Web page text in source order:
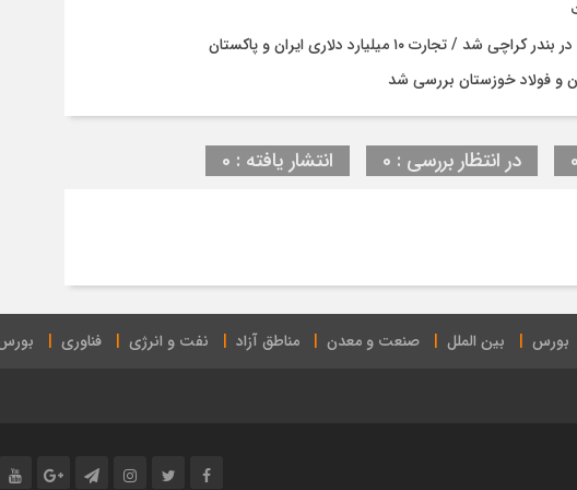
۱۰ میلیارد دلاری ایران و پاکستان
و فولاد خوزستان بررسی شد
در انتظار بررسی : 0 انتشار یافته : 0
بورس بین الملل صنعت و معدن مناطق آزاد نفت و انرژی فناوری